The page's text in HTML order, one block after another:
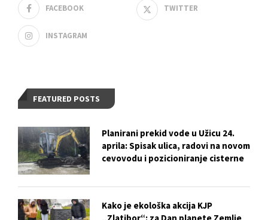
FACEBOOK TWITTER
INSTAGRAM
FEATURED POSTS
Planirani prekid vode u Užicu 24.
aprila: Spisak ulica, radovi na novom
cevovodu i pozicioniranje cisterne
Kako je ekološka akcija KJP